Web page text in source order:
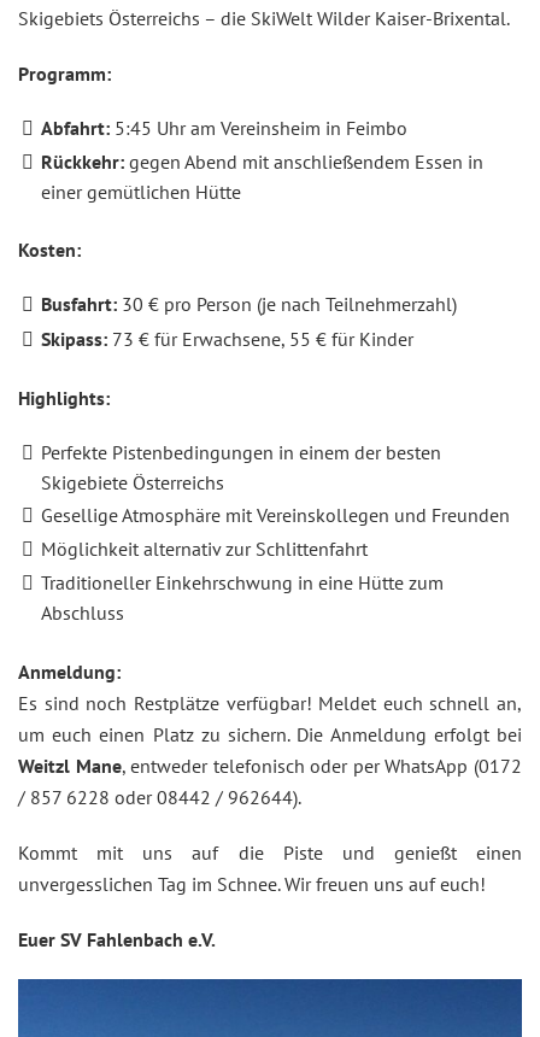
Skigebiets Österreichs – die SkiWelt Wilder Kaiser-Brixental.
Programm:
Abfahrt: 5:45 Uhr am Vereinsheim in Feimbo
Rückkehr: gegen Abend mit anschließendem Essen in
einer gemütlichen Hütte
Kosten:
Busfahrt: 30 € pro Person (je nach Teilnehmerzahl)
Skipass: 73 € für Erwachsene, 55 € für Kinder
Highlights:
Perfekte Pistenbedingungen in einem der besten
Skigebiete Österreichs
Gesellige Atmosphäre mit Vereinskollegen und Freunden
Möglichkeit alternativ zur Schlittenfahrt
Traditioneller Einkehrschwung in eine Hütte zum
Abschluss
Anmeldung:
Es sind noch Restplätze verfügbar! Meldet euch schnell an,
um euch einen Platz zu sichern. Die Anmeldung erfolgt bei
Weitzl Mane, entweder telefonisch oder per WhatsApp (0172
/ 857 6228 oder 08442 / 962644).
Kommt mit uns auf die Piste und genießt einen
unvergesslichen Tag im Schnee. Wir freuen uns auf euch!
Euer SV Fahlenbach e.V.